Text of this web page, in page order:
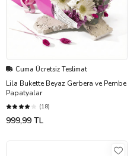
Cuma Ücretsiz Teslimat
Lila Bukette Beyaz Gerbera ve Pembe
Papatyalar
(18)
999,99 TL